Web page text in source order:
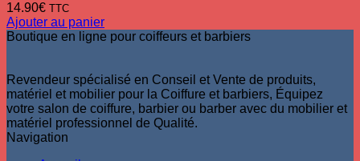
14.90€ TTC
Ajouter au panier
Boutique en ligne pour coiffeurs et barbiers
Revendeur spécialisé en Conseil et Vente de produits,
matériel et mobilier pour la Coiffure et barbiers, Équipez
votre salon de coiffure, barbier ou barber avec du mobilier et
matériel professionnel de Qualité.
Navigation